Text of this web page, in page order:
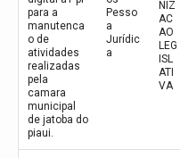
para a
manutenca
o de
atividades
realizadas
pela
camara
municipal
de jatoba do
piaui.
Pesso
a
Jurídic
a
NIZ
AC
AO
LEG
ISL
ATI
VA